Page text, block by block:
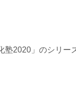
2020」のシリー